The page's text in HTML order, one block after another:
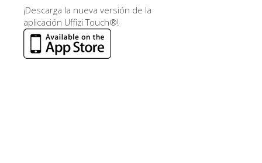
¡Descarga la nueva versión de la
aplicación Uffizi Touch®!